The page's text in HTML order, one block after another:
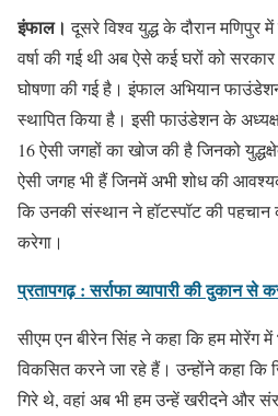
इंफाल।दूसरे विश्व युद्ध के दौरान मणिपुर
वर्षा की गई थी अब ऐसे कई घरों को सरकार
घोषणा की गई है। इंफाल अभियान
स्थापित किया है। इसी फाउंडेशन के
16 ऐसी जगहों का खोज की है जिनको
ऐसी जगह भी हैं जिनमें अभी शोध की
कि उनकी संस्थान ने हॉटस्पॉट की पहचान
करेगा।
प्रतापगढ़ : सर्राफा व्यापारी की दुकान
सीएम एन बीरेन सिंह ने कहा कि हम मोरेंग में
विकसित करने जा रहे हैं। उन्होंने कहा कि
गिरे थे, वहां अब भी हम उन्हें खरीदने और